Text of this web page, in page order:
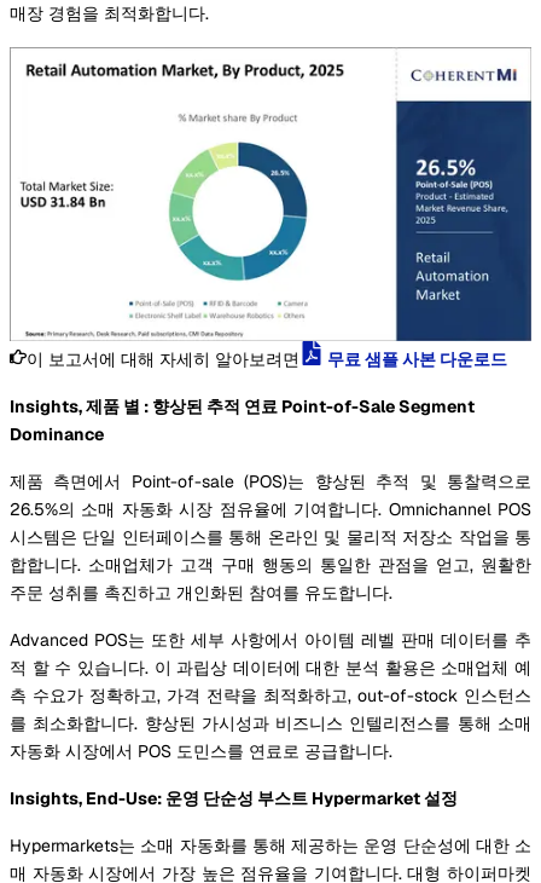
매장 경험을 최적화합니다.
이 보고서에 대해 자세히 알아보려면 무료 샘플 사본 다운로드
Insights, 제품 별 : 향상된 추적 연료 Point-of-Sale Segment
Dominance
제품 측면에서 Point-of-sale (POS)는 향상된 추적 및 통찰력으로
26.5%의 소매 자동화 시장 점유율에 기여합니다. Omnichannel POS
시스템은 단일 인터페이스를 통해 온라인 및 물리적 저장소 작업을 통
합합니다. 소매업체가 고객 구매 행동의 통일한 관점을 얻고, 원활한
주문 성취를 촉진하고 개인화된 참여를 유도합니다.
Advanced POS는 또한 세부 사항에서 아이템 레벨 판매 데이터를 추
적 할 수 있습니다. 이 과립상 데이터에 대한 분석 활용은 소매업체 예
측 수요가 정확하고, 가격 전략을 최적화하고, out-of-stock 인스턴스
를 최소화합니다. 향상된 가시성과 비즈니스 인텔리전스를 통해 소매
자동화 시장에서 POS 도민스를 연료로 공급합니다.
Insights, End-Use: 운영 단순성 부스트 Hypermarket 설정
Hypermarkets는 소매 자동화를 통해 제공하는 운영 단순성에 대한 소
매 자동화 시장에서 가장 높은 점유율을 기여합니다. 대형 하이퍼마켓